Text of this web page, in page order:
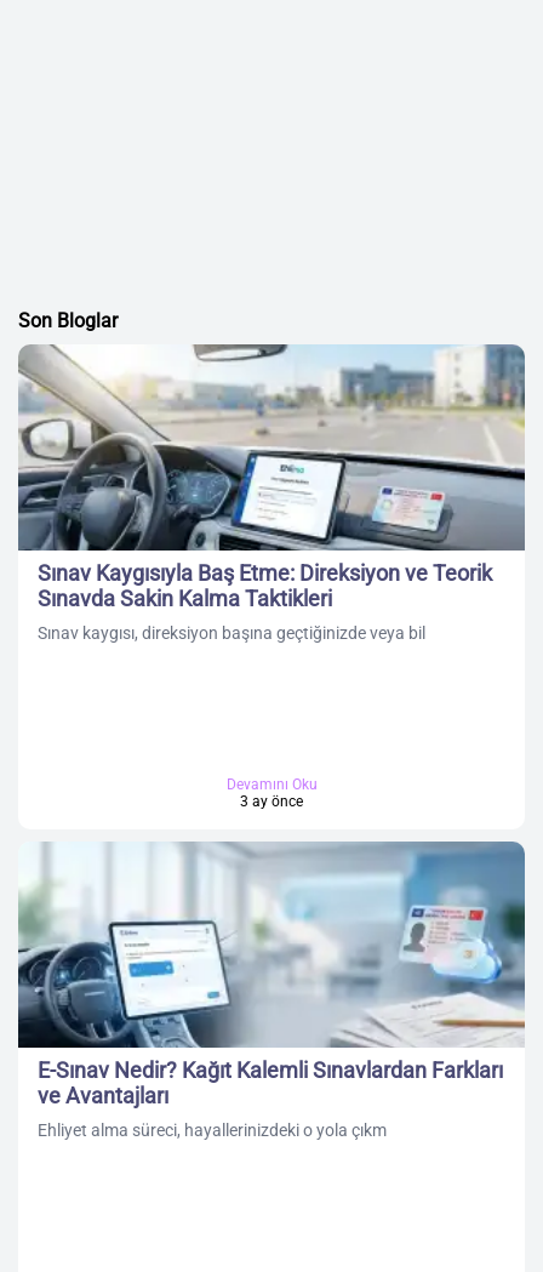
Son Bloglar
Sınav Kaygısıyla Baş Etme: Direksiyon ve Teorik
Sınavda Sakin Kalma Taktikleri
Sınav kaygısı, direksiyon başına geçtiğinizde veya bil
Devamını Oku
3 ay önce
E-Sınav Nedir? Kağıt Kalemli Sınavlardan Farkları
ve Avantajları
Ehliyet alma süreci, hayallerinizdeki o yola çıkm